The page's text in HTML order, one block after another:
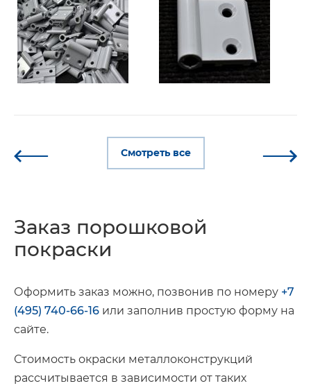
Смотреть все
Заказ порошковой
покраски
Оформить заказ можно, позвонив по номеру +7
(495) 740-66-16 или заполнив простую форму на
сайте.
Стоимость окраски металлоконструкций
рассчитывается в зависимости от таких